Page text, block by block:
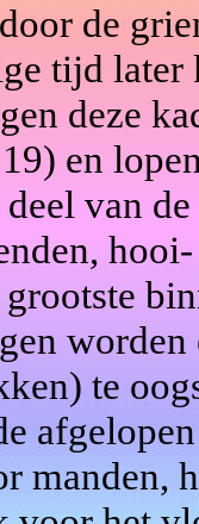
de
tijd later
deze
en
van
worden
te
manden,